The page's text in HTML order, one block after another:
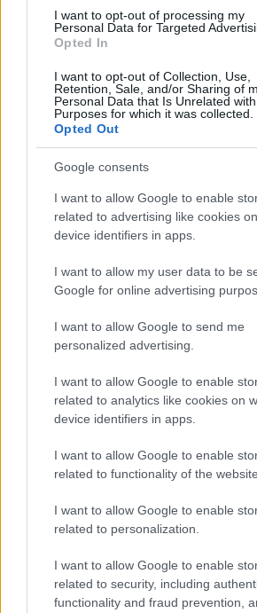
I want to opt-out of processing my
Personal Data for Targeted
Opted In
I want to opt-out of Collection, Use,
Retention, Sale, and/or Sharing of
Personal Data that Is Unrelated
Purposes for which it was collected.
Opted Out
Google consents
I want to allow Google to enable
related to advertising like cookies
device identifiers in apps.
I want to allow my user data to be
Google for online advertising
I want to allow Google to send me
personalized advertising.
I want to allow Google to enable
related to analytics like cookies on
device identifiers in apps.
I want to allow Google to enable
related to functionality of the
I want to allow Google to enable
related to personalization.
I want to allow Google to enable
related to security, including
functionality and fraud prevention,
Támogasd
a ManUtdFanatics.hu
Kapcsolódó hírek
TARTALÉK CSAPAT
UNITEDHEZ
FLETCHER: EZ
HÉT VOLT!